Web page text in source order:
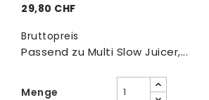
29,80 CHF
Bruttopreis
Passend zu Multi Slow Juicer,...
Menge